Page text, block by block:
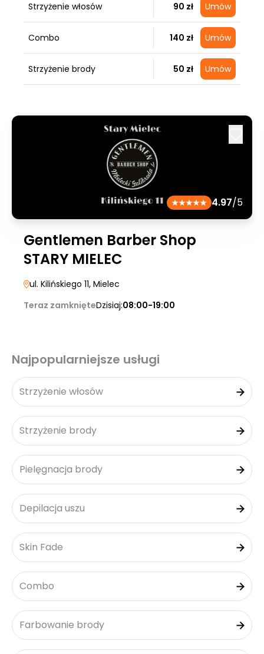
Strzyżenie włosów 90 zł Umów
Combo 140 zł Umów
Strzyżenie brody 50 zł Umów
4.97/5
Gentlemen Barber Shop
STARY MIELEC
ul. Kilińskiego 11, Mielec
Teraz zamknięteDzisiaj:08:00-19:00
Najpopularniejsze usługi
Strzyżenie włosów
Strzyżenie brody
Pielęgnacja brody
Depilacja uszu
Skin Fade
Combo
Farbowanie brody